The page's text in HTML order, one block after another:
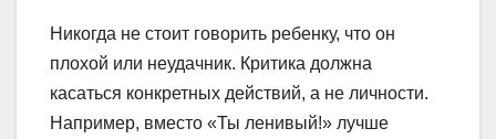
Никогда не стоит говорить ребенку, что он
плохой или неудачник. Критика должна
касаться конкретных действий, а не личности.
Например, вместо «Ты ленивый!» лучше